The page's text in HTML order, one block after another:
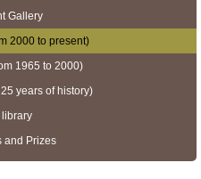
Gallery
2000 to present)
1965 to 2000)
years of history)
and Prizes